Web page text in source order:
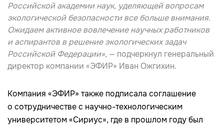
Российской академии наук, уделяющей вопросам
экологической безопасности все больше внимания.
Ожидаем активное вовлечение научных работников
и аспирантов в решение экологических задач
Российской Федерации», — подчеркнул генеральный
директор компании «ЭФИР» Иван Ожгихин.
Компания «ЭФИР» также подписала соглашение
о сотрудничестве с научно-технологическим
университетом «Сириус», где в прошлом году был